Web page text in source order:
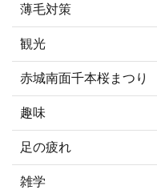
薄毛対策
観光
赤城南面千本桜まつり
趣味
足の疲れ
雑学